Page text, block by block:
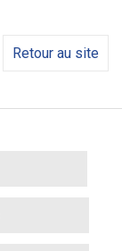
Retour au site